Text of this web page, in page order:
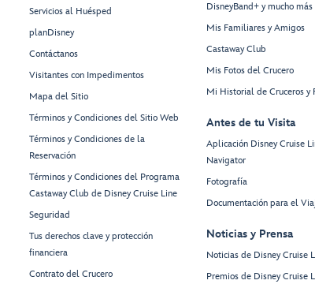
Servicios al Huésped
planDisney
Contáctanos
Visitantes con Impedimentos
Mapa del Sitio
Términos y Condiciones del Sitio Web
Términos y Condiciones de la
Reservación
Términos y Condiciones del Programa
Castaway Club de Disney Cruise Line
Seguridad
Tus derechos clave y protección
financiera
Contrato del Crucero
DisneyBand+ y mucho más
Mis Familiares y Amigos
Castaway Club
Mis Fotos del Crucero
Mi Historial de Cruceros y
Antes de tu Visita
Aplicación Disney Cruise
Navigator
Fotografía
Documentación para el
Noticias y Prensa
Noticias de Disney Cruise
Premios de Disney Cruise